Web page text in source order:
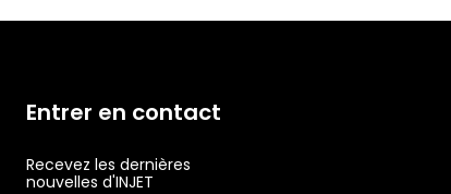
Entrer en contact
Recevez les dernières
nouvelles d'INJET